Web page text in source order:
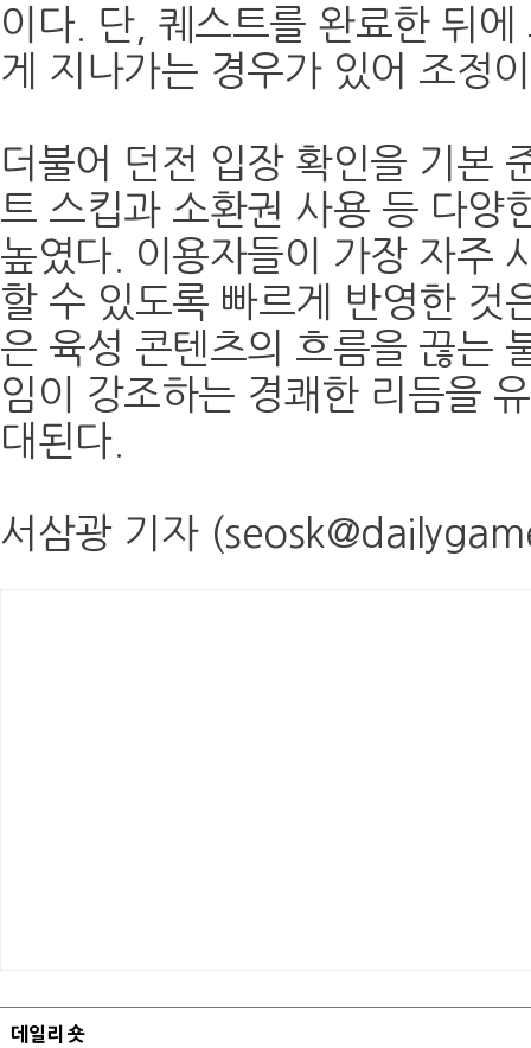
이다. 단, 퀘스트를 완료한 뒤
게 지나가는 경우가 있어 조정
더불어 던전 입장 확인을 기본
트 스킵과 소환권 사용 등 다양
높였다. 이용자들이 가장 자주
할 수 있도록 빠르게 반영한 것
은 육성 콘텐츠의 흐름을 끊는
임이 강조하는 경쾌한 리듬을
대된다.
서삼광 기자
데일리 숏